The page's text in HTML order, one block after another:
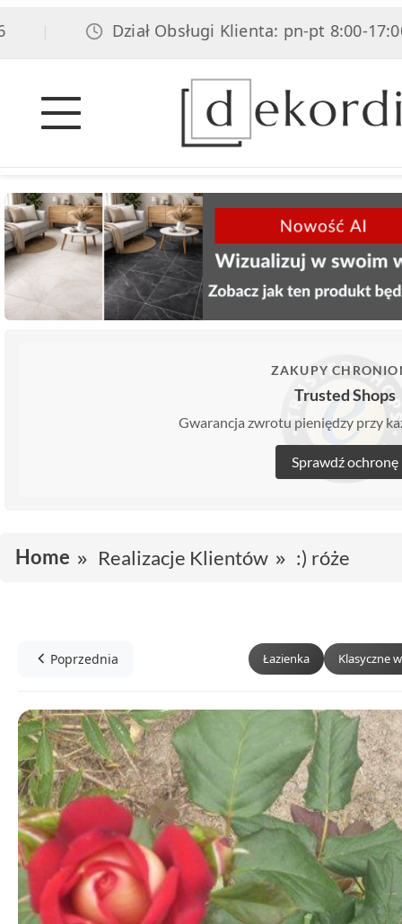
Dział Obsługi Klienta: pn-pt 8:00-17:00,
ZAKUPY
Trusted Shops
Gwarancja zwrotu pieniędzy przy
Sprawdź ochronę
Home Realizacje Klientów :) róże
Poprzednia Łazienka Klasyczne